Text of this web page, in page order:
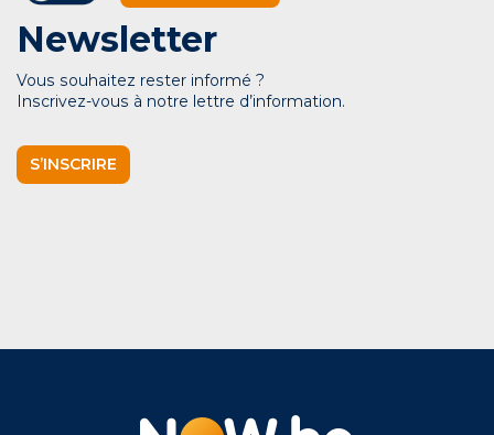
Newsletter
Vous souhaitez rester informé ?
Inscrivez-vous à notre lettre d’information.
S’INSCRIRE